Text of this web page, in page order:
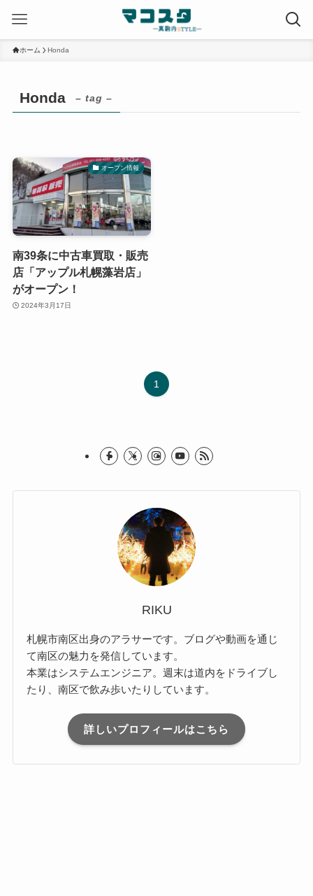
ホーム Honda
Honda – tag –
オープン情報
南39条に中古車買取・販売
店「アップル札幌藻岩店」
がオープン！
2024年3月17日
1
RIKU
札幌市南区出身のアラサーです。ブログや動画を通じ
て南区の魅力を発信しています。
本業はシステムエンジニア。週末は道内をドライブし
たり、南区で飲み歩いたりしています。
詳しいプロフィールはこちら